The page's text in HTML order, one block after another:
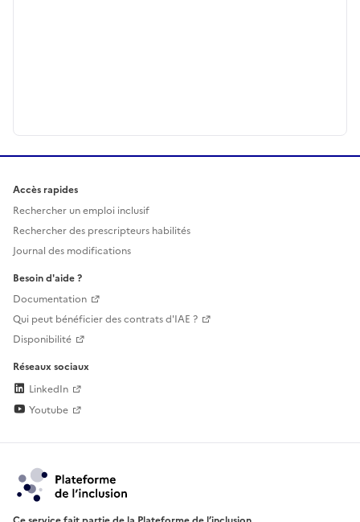
Accès rapides
Rechercher un emploi inclusif
Rechercher des prescripteurs habilités
Journal des modifications
Besoin d'aide ?
Documentation
Qui peut bénéficier des contrats d'IAE ?
Disponibilité
Réseaux sociaux
LinkedIn
Youtube